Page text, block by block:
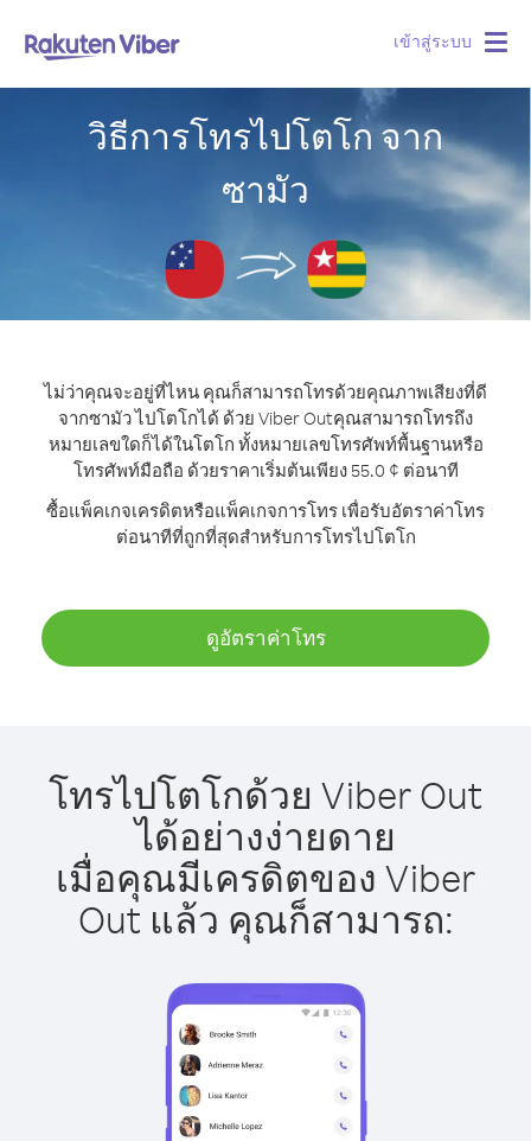
เข้าสู่ระบบ
วิธีการโทรไปโตโก จาก
ซามัว
ไม่ว่าคุณจะอยู่ที่ไหน คุณก็สามารถโทรด้วยคุณภาพเสียงที่ดี
จากซามัว ไปโตโกได้ ด้วย Viber Outคุณสามารถโทรถึง
หมายเลขใดก็ได้ในโตโก ทั้งหมายเลขโทรศัพท์พื้นฐานหรือ
โทรศัพท์มือถือ ด้วยราคาเริ่มต้นเพียง 55.0 ¢ ต่อนาที
ซื้อแพ็คเกจเครดิตหรือแพ็คเกจการโทร เพื่อรับอัตราค่าโทร
ต่อนาทีที่ถูกที่สุดสำหรับการโทรไปโตโก
ดูอัตราค่าโทร
โทรไปโตโกด้วย Viber Out
ได้อย่างง่ายดาย
เมื่อคุณมีเครดิตของ Viber
Out แล้ว คุณก็สามารถ: